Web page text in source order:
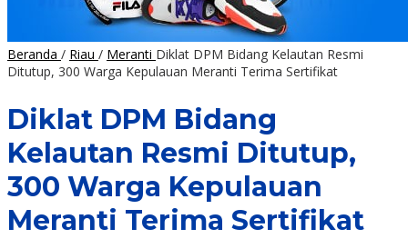
Beranda / Riau / Meranti Diklat DPM Bidang Kelautan Resmi
Ditutup, 300 Warga Kepulauan Meranti Terima Sertifikat
Diklat DPM Bidang
Kelautan Resmi Ditutup,
300 Warga Kepulauan
Meranti Terima Sertifikat